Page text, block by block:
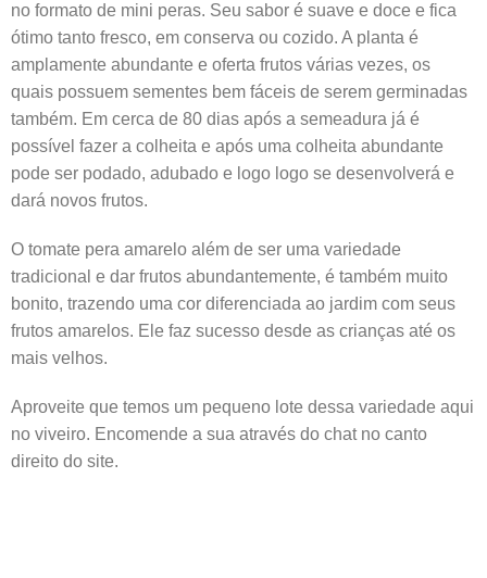
no formato de mini peras. Seu sabor é suave e doce e fica
ótimo tanto fresco, em conserva ou cozido. A planta é
amplamente abundante e oferta frutos várias vezes, os
quais possuem sementes bem fáceis de serem germinadas
também. Em cerca de 80 dias após a semeadura já é
possível fazer a colheita e após uma colheita abundante
pode ser podado, adubado e logo logo se desenvolverá e
dará novos frutos.
O tomate pera amarelo além de ser uma variedade
tradicional e dar frutos abundantemente, é também muito
bonito, trazendo uma cor diferenciada ao jardim com seus
frutos amarelos. Ele faz sucesso desde as crianças até os
mais velhos.
Aproveite que temos um pequeno lote dessa variedade aqui
no viveiro. Encomende a sua através do chat no canto
direito do site.